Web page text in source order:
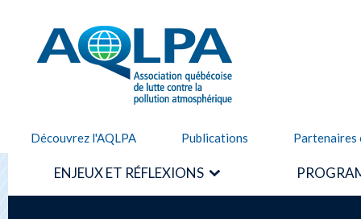
AQLPA
Découvrez l'AQLPA Publications Partenaires
ENJEUX ET RÉFLEXIONS